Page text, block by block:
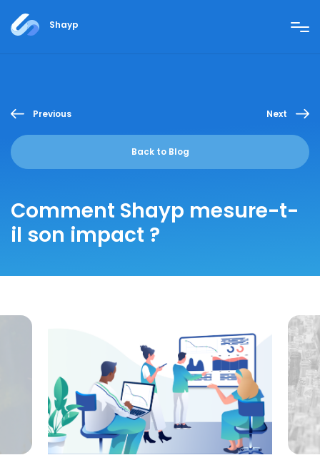
Shayp
Previous
Back to Blog
Next
Comment Shayp mesure-t-
il son impact ?